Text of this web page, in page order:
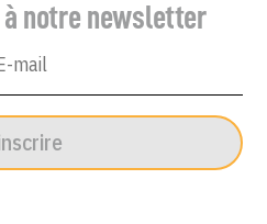
notre newsletter